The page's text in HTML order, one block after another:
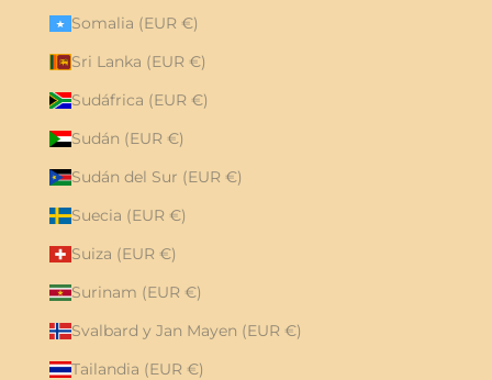
Somalia (EUR €)
Sri Lanka (EUR €)
Sudáfrica (EUR €)
Sudán (EUR €)
Sudán del Sur (EUR €)
Suecia (EUR €)
Suiza (EUR €)
Surinam (EUR €)
Svalbard y Jan Mayen (EUR €)
Tailandia (EUR €)